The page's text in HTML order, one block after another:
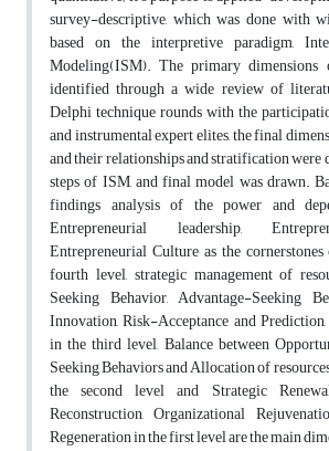
survey-descriptive, which was done with
based on the interpretive paradigm,
Modeling(ISM). The primary
identified through a wide review of
Delphi technique rounds with the
and instrumental expert elites, the final
and their relationships and stratification were
steps of ISM, and final model was drawn.
findings analysis of the power and
Entrepreneurial leadership,
Entrepreneurial Culture as the
fourth level, strategic management of
Seeking Behavior, Advantage-Seeking
Innovation, Risk-Acceptance and
in the third level, Balance between
Seeking Behaviors and Allocation of
the second level and Strategic
Reconstruction, Organizational
Regeneration in the first level are the main